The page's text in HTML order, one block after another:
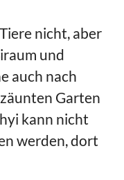
nicht, aber
und
auch nach
Garten
kann nicht
werden, dort